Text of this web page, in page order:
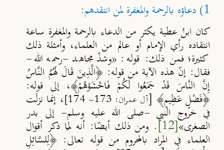
1) دعاؤه بالرحمة والمغفرة لمن انتقدهم:
كان ابنُ عطية يكثر من الدعاء بالرحمة والمغفرة ساعة
انتقاده رأي الإمام أو عالم من العلماء، وأمثلة ذلك
كثيرة؛ فمن ذلك: قوله: «وشذّ مجاهد -رحمه الله-
فقال: إنّ هذه الآية من قوله: ﴿الَّذِينَ قَالَ لَهُمُ النَّاسُ
إِنَّ النَّاسَ قَدْ جَمَعُوا لَكُمْ فَاخْشَوْهُمْ﴾، إلى قوله:
﴿فَضْلٍ عَظِيمٍ﴾ [آل عمران: 173- 174]​​​​​​ ، إنما نزلت
في خروج النبي -صلى الله عليه وسلم- إلى بدر
الصغرى»
[12]
. ومن ذلك أيضا: أنه لمّا ذكر أقوال
العلماء في المراد بالمحروم من قوله تعالى: ﴿لِلسَّائِلِ